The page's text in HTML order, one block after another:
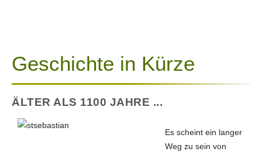
Geschichte in Kürze
ÄLTER ALS 1100 JAHRE ...
Es scheint ein langer
Weg zu sein von